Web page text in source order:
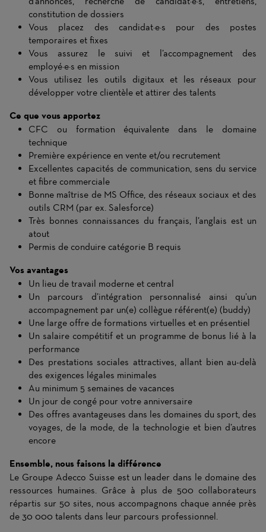
constitution de dossiers
Vous placez des candidat·e·s pour des postes
temporaires et fixes
Vous assurez le suivi et l’accompagnement des
employé·e·s en mission
Vous utilisez les outils digitaux et les réseaux pour
développer votre clientèle et attirer des talents
Ce que vous apportez
CFC ou formation équivalente dans le domaine
technique
Première expérience en vente et/ou recrutement
Excellentes capacités de communication, sens du service
et fibre commerciale
Bonne maîtrise de MS Office, des réseaux sociaux et des
outils CRM (par ex. Salesforce)
Très bonnes connaissances du français, l’anglais est un
atout
Permis de conduire catégorie B requis
Vos avantages
Un lieu de travail moderne et central
Un parcours d’intégration personnalisé ainsi qu’un
accompagnement par un(e) collègue référent(e) (buddy)
Une large offre de formations virtuelles et en présentiel
Un salaire compétitif et un programme de bonus lié à la
performance
Des prestations sociales attractives, allant bien au-delà
des exigences légales minimales
Au minimum 5 semaines de vacances
Un jour de congé pour votre anniversaire
Des offres avantageuses dans les domaines du sport, des
voyages, de la mode, de la technologie et bien d’autres
encore
Ensemble, nous faisons la différence
Le Groupe Adecco Suisse est un leader dans le domaine des
ressources humaines. Grâce à plus de 500 collaborateurs
répartis sur 50 sites, nous accompagnons chaque année près
de 30 000 talents dans leur parcours professionnel.